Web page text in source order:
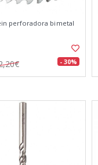
perforadora bimetal
- 30%